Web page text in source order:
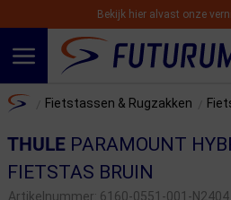
Bekijk hier alvast onze
Home Fietstassen & Rugzakken
THULEPARAMOUNT
FIETSTAS BRUIN
Artikelnummer: 6160-0551-001-N2404